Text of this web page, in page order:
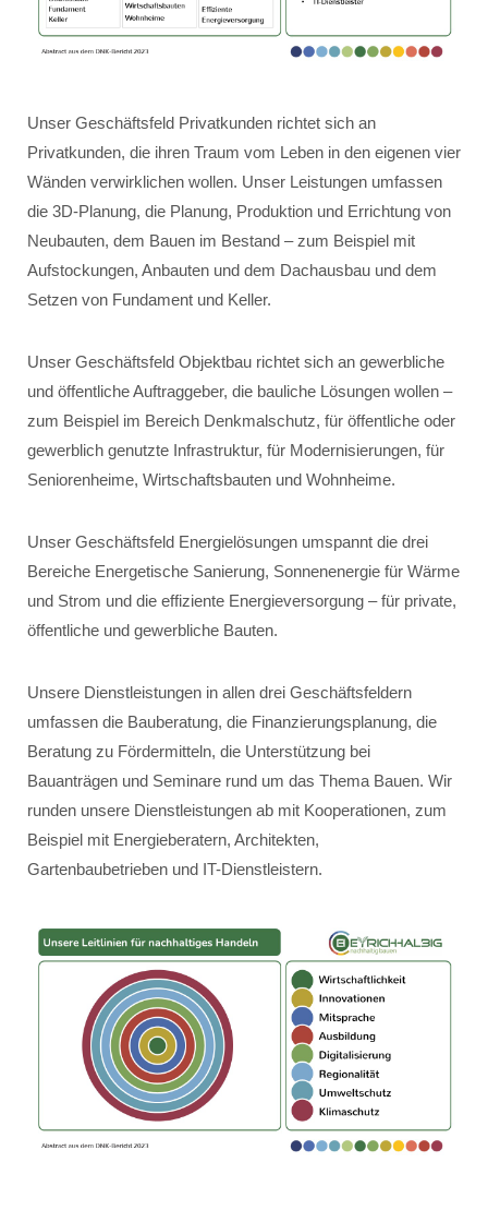
Unser Geschäftsfeld Privatkunden richtet sich an
Privatkunden, die ihren Traum vom Leben in den eigenen vier
Wänden verwirklichen wollen. Unser Leistungen umfassen
die 3D-Planung, die Planung, Produktion und Errichtung von
Neubauten, dem Bauen im Bestand – zum Beispiel mit
Aufstockungen, Anbauten und dem Dachausbau und dem
Setzen von Fundament und Keller.
Unser Geschäftsfeld Objektbau richtet sich an gewerbliche
und öffentliche Auftraggeber, die bauliche Lösungen wollen –
zum Beispiel im Bereich Denkmalschutz, für öffentliche oder
gewerblich genutzte Infrastruktur, für Modernisierungen, für
Seniorenheime, Wirtschaftsbauten und Wohnheime.
Unser Geschäftsfeld Energielösungen umspannt die drei
Bereiche Energetische Sanierung, Sonnenenergie für Wärme
und Strom und die effiziente Energieversorgung – für private,
öffentliche und gewerbliche Bauten.
Unsere Dienstleistungen in allen drei Geschäftsfeldern
umfassen die Bauberatung, die Finanzierungsplanung, die
Beratung zu Fördermitteln, die Unterstützung bei
Bauanträgen und Seminare rund um das Thema Bauen. Wir
runden unsere Dienstleistungen ab mit Kooperationen, zum
Beispiel mit Energieberatern, Architekten,
Gartenbaubetrieben und IT-Dienstleistern.